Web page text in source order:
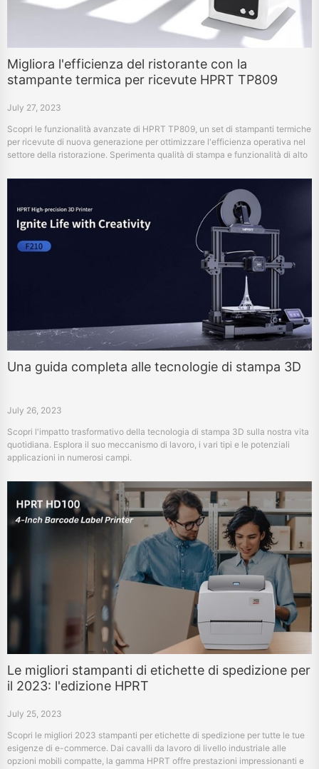
Migliora l'efficienza del ristorante con la
stampante termica per ricevute HPRT TP809
July 27, 2023
Scopri le funzionalità avanzate di HPRT TP809, un set di stampanti termiche
per ricevute di nuova generazione per ottimizzare l'efficienza operativa nel
settore della ristorazione. Sperimenta qualità di stampa e funzionalità di alto
Una guida completa alle tecnologie di stampa 3D
July 26, 2023
Scopri l'impatto trasformativo della tecnologia di stampa 3D sulla nostra vita
quotidiana. Esplora il suo meccanismo di lavoro, i vari tipi e le potenziali
applicazioni in numerosi campi.
Le migliori stampanti di etichette di spedizione per
il 2023: l'edizione HPRT
July 25, 2023
Scopri le migliori 2023 stampanti per etichette di spedizione per tutte le tue
esigenze di e-commerce. Dai cavalli da lavoro di livello industriale alle
opzioni mobili compatte, la gamma HPRT offre prestazioni impressionanti e